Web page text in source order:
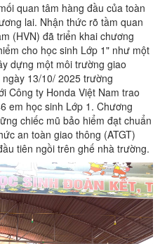
tâm hàng đầu của toàn
lai. Nhận thức rõ tầm quan
(HVN) đã triển khai chương
cho học sinh Lớp 1" như một
dựng một môi trường giao
13/10/ 2025 trường
Công ty Honda Việt Nam trao
em học sinh Lớp 1. Chương
chiếc mũ bảo hiểm đạt chuẩn
an toàn giao thông (ATGT)
tiên ngồi trên ghế nhà trường.